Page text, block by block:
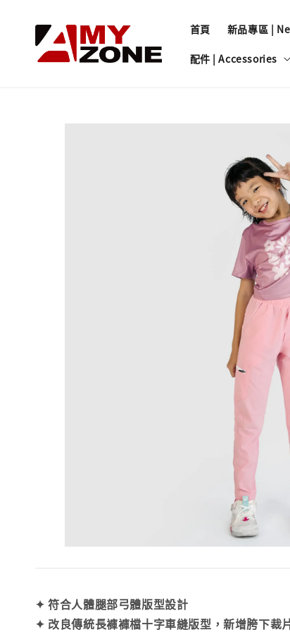
首頁 新品專區 |
配件 | Accessories
✦ 符合人體腿部弓體版型設計
✦ 改良傳統長褲褲檔十字車縫版型，新增胯下裁